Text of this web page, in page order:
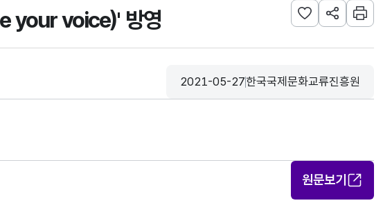
your voice)' 방영 관심사 등록하기
URL 공유하
인쇄
등록일
2021-05-27
수집기관
한국국제문화교류진흥원
원문보기